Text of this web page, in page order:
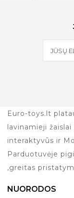
Euro-toys.lt
lavinamieji
interaktyvūs ir
Parduotuvėje
,greitas
NUORODOS